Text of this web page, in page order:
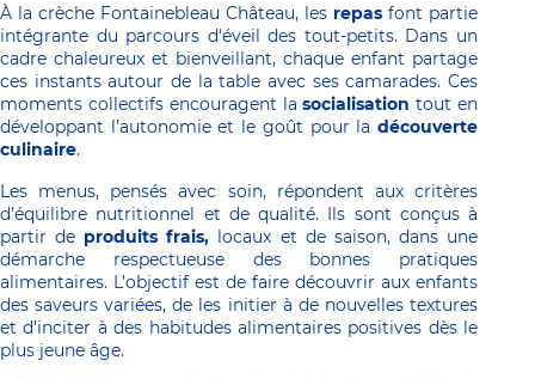
À la crèche Fontainebleau Château, les repas font partie
intégrante du parcours d'éveil des tout-petits. Dans un
cadre chaleureux et bienveillant, chaque enfant partage
ces instants autour de la table avec ses camarades. Ces
moments collectifs encouragent la socialisation tout en
développant l’autonomie et le goût pour la découverte
culinaire.
Les menus, pensés avec soin, répondent aux critères
d’équilibre nutritionnel et de qualité. Ils sont conçus à
partir de produits frais, locaux et de saison, dans une
démarche respectueuse des bonnes pratiques
alimentaires. L’objectif est de faire découvrir aux enfants
des saveurs variées, de les initier à de nouvelles textures
et d’inciter à des habitudes alimentaires positives dès le
plus jeune âge.